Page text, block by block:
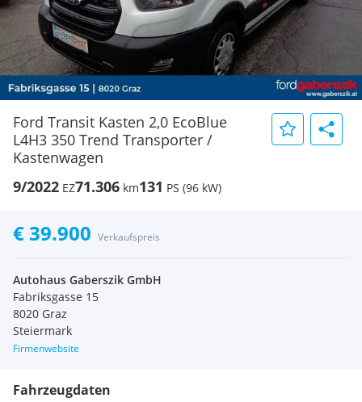
Ford Transit Kasten 2,0 EcoBlue
L4H3 350 Trend Transporter /
Kastenwagen
9/2022 EZ71.306 km131 PS (96 kW)
€ 39.900 Verkaufspreis
Autohaus Gaberszik GmbH
Fabriksgasse 15
8020 Graz
Steiermark
Firmenwebsite
Fahrzeugdaten